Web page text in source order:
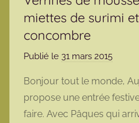
miettes de surimi
concombre
Publié le 31 mars 2015
r
m
a
Bonjour tout le monde,
propose une entrée
faire. Avec Pâques qui